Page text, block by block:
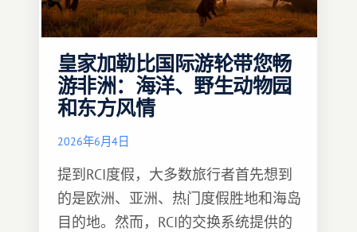
皇家加勒比国际游轮带您畅
游非洲：海洋、野生动物园
和东方风情
2026年6月4日
提到RCI度假，大多数旅行者首先想到
的是欧洲、亚洲、热门度假胜地和海岛
目的地。然而，RCI的交换系统提供的